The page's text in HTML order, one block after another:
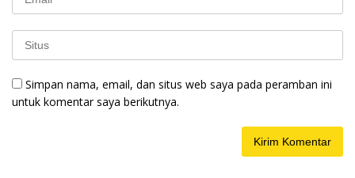
Simpan nama, email, dan situs web saya pada peramban ini
untuk komentar saya berikutnya.